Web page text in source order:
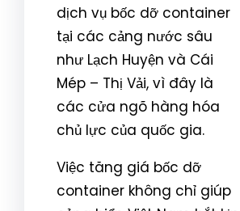
dịch vụ bốc dỡ container
tại các cảng nước sâu
như Lạch Huyện và Cái
Mép – Thị Vải, vì đây là
các cửa ngõ hàng hóa
chủ lực của quốc gia.
Việc tăng giá bốc dỡ
container không chỉ giúp